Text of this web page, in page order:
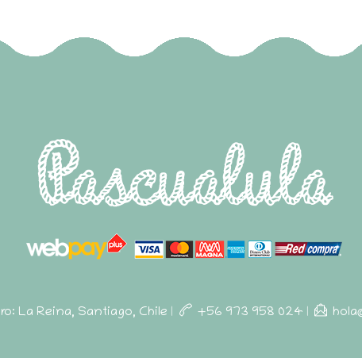
La Reina, Santiago, Chile | +56 973 958 024 |